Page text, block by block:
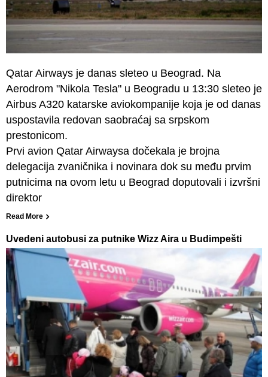
Qatar Airways je danas sleteo u Beograd. Na
Aerodrom "Nikola Tesla" u Beogradu u 13:30 sleteo je
Airbus A320 katarske aviokompanije koja je od danas
uspostavila redovan saobraćaj sa srpskom
prestonicom.
Prvi avion Qatar Airwaysa dočekala je brojna
delegacija zvaničnika i novinara dok su među prvim
putnicima na ovom letu u Beograd doputovali i izvršni
direktor
Read More
Uvedeni autobusi za putnike Wizz Aira u Budimpešti